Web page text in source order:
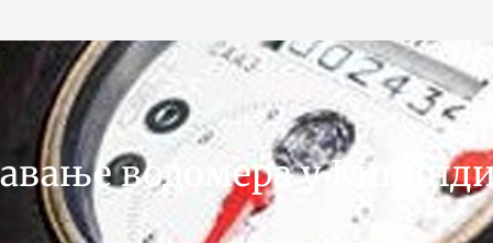
водомера у